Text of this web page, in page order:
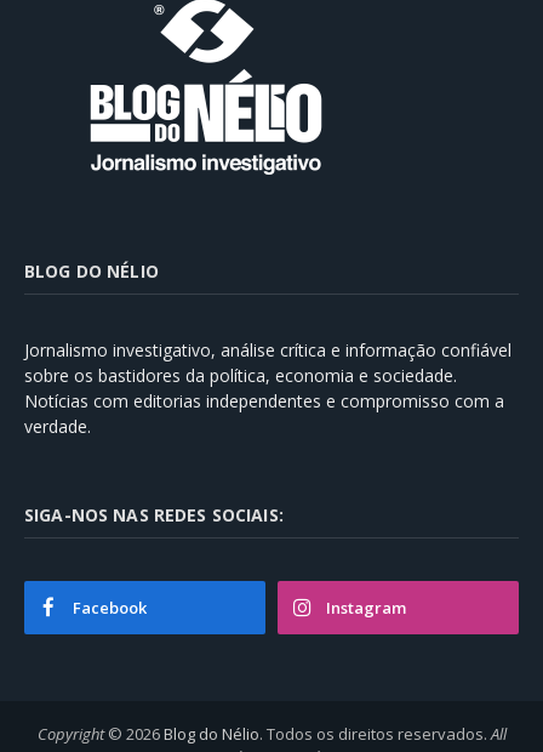
BLOG DO NÉLIO
Jornalismo investigativo, análise crítica e informação confiável
sobre os bastidores da política, economia e sociedade.
Notícias com editorias independentes e compromisso com a
verdade.
SIGA-NOS NAS REDES SOCIAIS:
Facebook Instagram
Copyright© 2026Blog do Nélio. Todos os direitos reservados.All